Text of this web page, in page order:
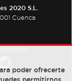
2020 S.L.
Cuenca
poder ofrecerte